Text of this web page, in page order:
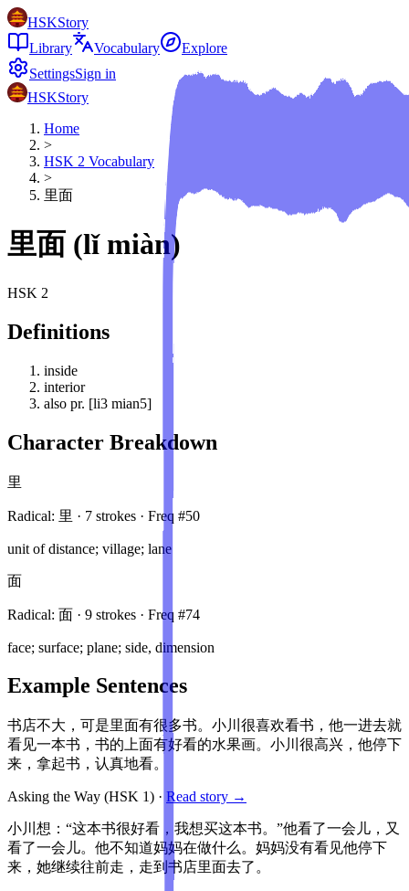
HSKStory
Library
Vocabulary
Explore
SettingsSign in
HSKStory
Home
>
HSK 2 Vocabulary
>
里面
里面 (lǐ miàn)
HSK 2
Definitions
inside
interior
also pr. [li3 mian5]
Character Breakdown
里
Radical: 里 · 7 strokes · Freq #50
unit of distance; village; lane
面
Radical: 面 · 9 strokes · Freq #74
face; surface; plane; side, dimension
Example Sentences
书店不大，可是里面有很多书。小川很喜欢看书，他一进去就
看见一本书，书的上面有好看的水果画。小川很高兴，他停下
来，拿起书，认真地看。
Asking the Way (HSK 1) · Read story →
小川想：“这本书很好看，我想买这本书。”他看了一会儿，又
看了一会儿。他不知道妈妈在做什么。妈妈没有看见他停下
来，她继续往前走，走到书店里面去了。